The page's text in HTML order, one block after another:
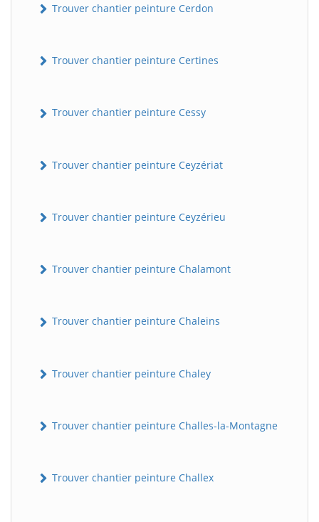
Trouver chantier peinture Cerdon
Trouver chantier peinture Certines
Trouver chantier peinture Cessy
Trouver chantier peinture Ceyzériat
Trouver chantier peinture Ceyzérieu
Trouver chantier peinture Chalamont
Trouver chantier peinture Chaleins
Trouver chantier peinture Chaley
Trouver chantier peinture Challes-la-Montagne
Trouver chantier peinture Challex